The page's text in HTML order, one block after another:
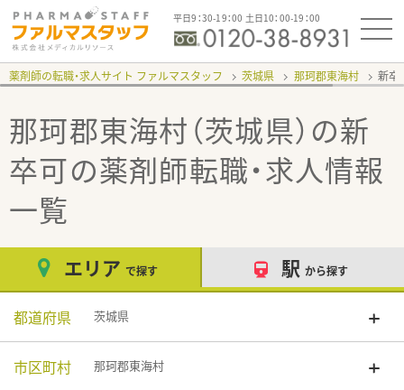
平日9：30-19：00 土日10：00-19：00
薬剤師の転職・求人サイト ファルマスタッフ 茨城県 那珂郡東海村 新
那珂郡東海村（茨城県）の新
卒可の薬剤師転職・求人情報
一覧
エリア で探す 駅 から探す
都道府県 茨城県
市区町村 那珂郡東海村